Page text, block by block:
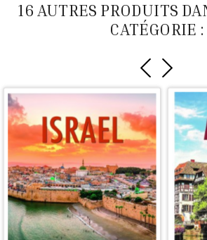
16 AUTRES PRODUITS
CATÉGORIE :